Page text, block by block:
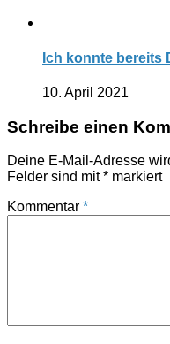
Ich konnte bereits
10. April 2021
Schreibe einen
Deine E-Mail-Adresse
Felder sind mit* markiert
Kommentar *